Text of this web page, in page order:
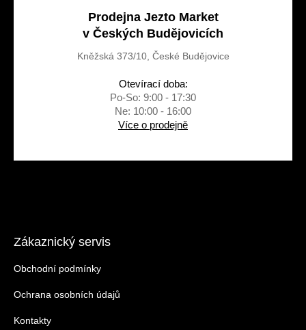
Prodejna Jezto Market
v Českých Budějovicích
Kněžská 373/10, České Budějovice
Otevírací doba:
Po-So: 9:00 - 17:30
Ne: 10:00 - 16:00
Více o prodejně
Zákaznický servis
Obchodní podmínky
Ochrana osobních údajů
Kontakty